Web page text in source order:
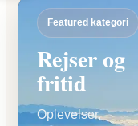
Featured kategori
Rejser og
fritid
Oplevelser,